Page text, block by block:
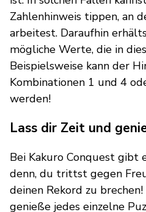
Zahlenhinweis tippen, an
arbeitest. Daraufhin
mögliche Werte, die in
Beispielsweise kann der
Kombinationen 1 und 4
werden!
Lass dir Zeit und
Bei Kakuro Conquest gibt
denn, du trittst gegen
deinen Rekord zu
genieße jedes einzelne